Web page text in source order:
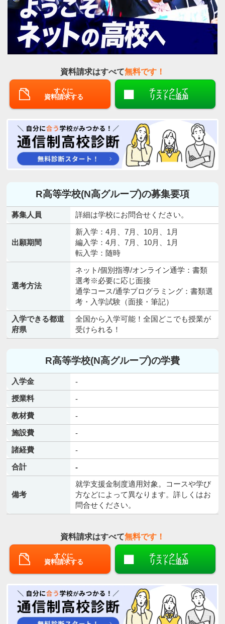
資料請求はすべて無料です！
すぐに
資料請求する
チェックして
リストに追加
R高等学校(N高グループ)の募集要項
募集人員 詳細は学校にお問合せください。
出願期間
新入学：4月、7月、10月、1月
編入学：4月、7月、10月、1月
転入学：随時
選考方法
ネット/個別指導/オンライン通学：書類
選考※必要に応じ面接
通学コース/通学プログラミング：書類選
考・入学試験（面接・筆記）
入学できる都道
府県
全国から入学可能！全国どこでも授業が
受けられる！
R高等学校(N高グループ)の学費
入学金
-
授業料
-
教材費
-
施設費
-
諸経費
-
合計
-
備考
就学支援金制度適用対象。コースや学び
方などによって異なります。詳しくはお
問合せください。
資料請求はすべて無料です！
すぐに
資料請求する
チェックして
リストに追加